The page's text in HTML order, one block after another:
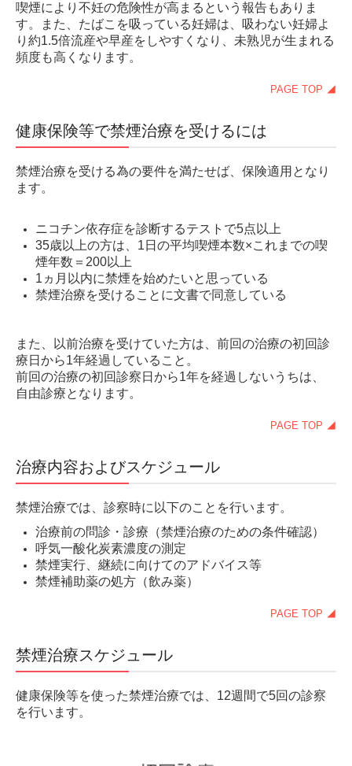
アレルギー科
アレルギー性鼻炎・花粉症
貧血治療
鼻水が止まらない
感染性胃腸炎
頭が痛い
訪問診療
精神科訪問診療
認知症訪問診療
健康診断
川崎市特定健診・がん検診
料金一覧
アーカイブ（その５）
採用情報
お問合せ
プライバシーポリシー
喫煙により不妊の危険性が高まるという報告もありま
す。また、たばこを吸っている妊婦は、吸わない妊婦よ
り約1.5倍流産や早産をしやすくなり、未熟児が生まれる
頻度も高くなります。
PAGE TOP ◢
健康保険等で禁煙治療を受けるには
禁煙治療を受ける為の要件を満たせば、保険適用となり
ます。
ニコチン依存症を診断するテストで5点以上
35歳以上の方は、1日の平均喫煙本数×これまでの喫
煙年数＝200以上
1ヵ月以内に禁煙を始めたいと思っている
禁煙治療を受けることに文書で同意している
また、以前治療を受けていた方は、前回の治療の初回診
療日から1年経過していること。
前回の治療の初回診察日から1年を経過しないうちは、
自由診療となります。
PAGE TOP ◢
治療内容およびスケジュール
禁煙治療では、診察時に以下のことを行います。
治療前の問診・診療（禁煙治療のための条件確認）
呼気一酸化炭素濃度の測定
禁煙実行、継続に向けてのアドバイス等
禁煙補助薬の処方（飲み薬）
PAGE TOP ◢
禁煙治療スケジュール
健康保険等を使った禁煙治療では、12週間で5回の診察
を行います。